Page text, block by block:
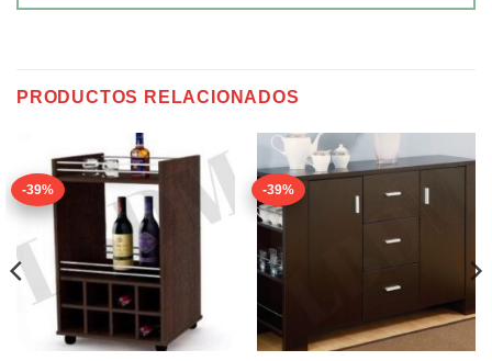
PRODUCTOS RELACIONADOS
-39% -39%